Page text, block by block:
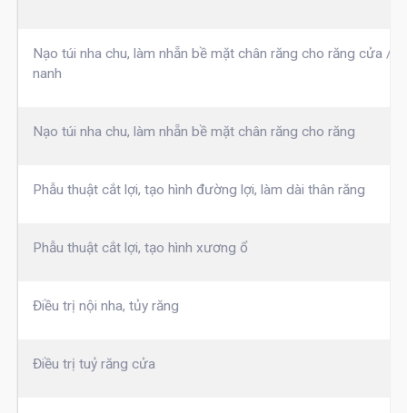
Nạo túi nha chu, làm nhẵn bề mặt chân răng cho răng cửa /
nanh
Nạo túi nha chu, làm nhẵn bề mặt chân răng cho răng
Phẫu thuật cắt lợi, tạo hình đường lợi, làm dài thân răng
Phẫu thuật cắt lợi, tạo hình xương ổ
Điều trị nội nha, tủy răng
Điều trị tuỷ răng cửa